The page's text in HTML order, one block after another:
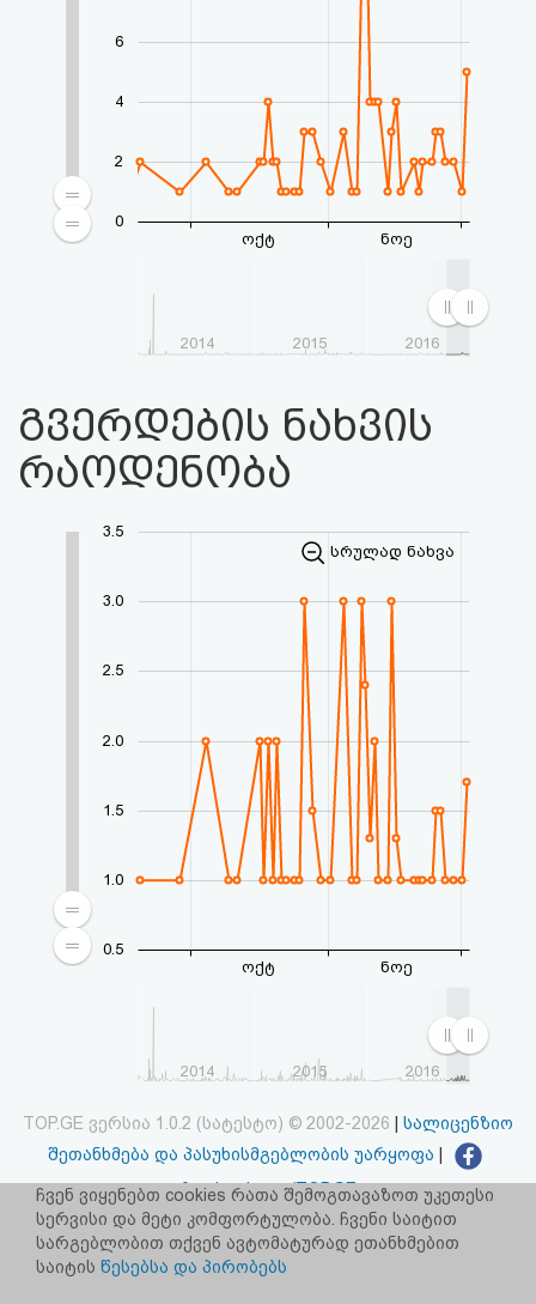
2014 2015 2016
ოქტ ნოე
0
2
4
6
გვერდების ნახვის
რაოდენობა
2014 2015 2016
ოქტ ნოე
0.5
1.0
1.5
2.0
2.5
3.0
3.5
სრულად ნახვა
TOP.GE ვერსია 1.0.2 (სატესტო) © 2002-2026
სალიცენზიო
შეთანხმება და პასუხისმგებლობის უარყოფა
facebook.com/TOP.GE
იხილეთ TOP.GE - ის ძველი ვერსია ბმულზე
ჩვენ ვიყენებთ cookies რათა შემოგთავაზოთ უკეთესი
სერვისი და მეტი კომფორტულობა. ჩვენი საიტით
სარგებლობით თქვენ ავტომატურად ეთანხმებით
საიტის წესებსა და პირობებს